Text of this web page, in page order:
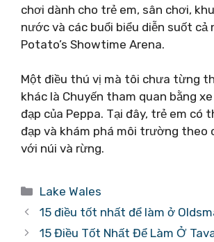
chơi dành cho trẻ em, sân chơi,
nước và các buổi biểu diễn suốt cả
Potato’s Showtime Arena.
Một điều thú vị mà tôi chưa từng
khác là Chuyến tham quan bằng
đạp của Peppa. Tại đây, trẻ em có
đạp và khám phá môi trường theo
với núi và rừng.
Danh
mục
Lake Wales
15 điều tốt nhất để làm ở
15 Điều Tốt Nhất Để Làm Ở